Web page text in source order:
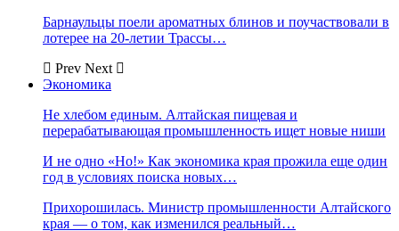
Барнаульцы поели ароматных блинов и поучаствовали в
лотерее на 20-летии Трассы…
Prev Next
Экономика
Не хлебом единым. Алтайская пищевая и
перерабатывающая промышленность ищет новые ниши
И не одно «Но!» Как экономика края прожила еще один
год в условиях поиска новых…
Прихорошилась. Министр промышленности Алтайского
края — о том, как изменился реальный…